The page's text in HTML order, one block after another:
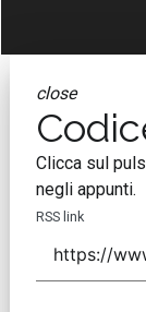
close
Clicca sul
negli appunti.
RSS link